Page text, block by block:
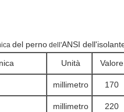
del perno dell'ANSI
Unità Valore
millimetro 170
millimetro 220